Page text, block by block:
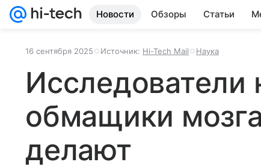
Новости Обзоры Статьи
16 сентября 2025 Источник: Hi-Tech Mail Наука
обмащики
делают